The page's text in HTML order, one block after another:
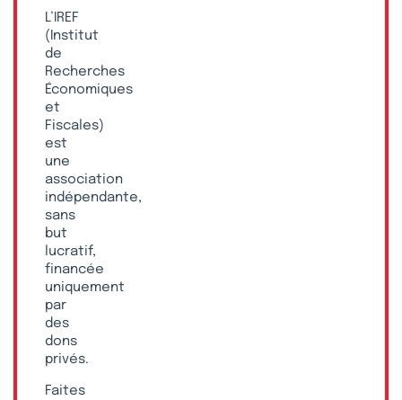
L’IREF
(Institut
de
Recherches
Économiques
et
Fiscales)
est
une
association
indépendante,
sans
but
lucratif,
financée
uniquement
par
des
dons
privés.
Faites